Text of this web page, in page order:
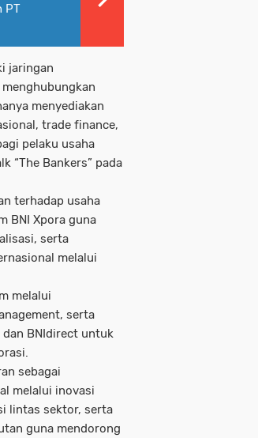
PT
jaringan
menyediakan
trade finance,
pelaku usaha
“The Bankers” pada
terhadap usaha
BNI Xpora guna
serta
melalui
melalui
serta
BNIdirect untuk
sebagai
melalui inovasi
lintas sektor, serta
guna mendorong